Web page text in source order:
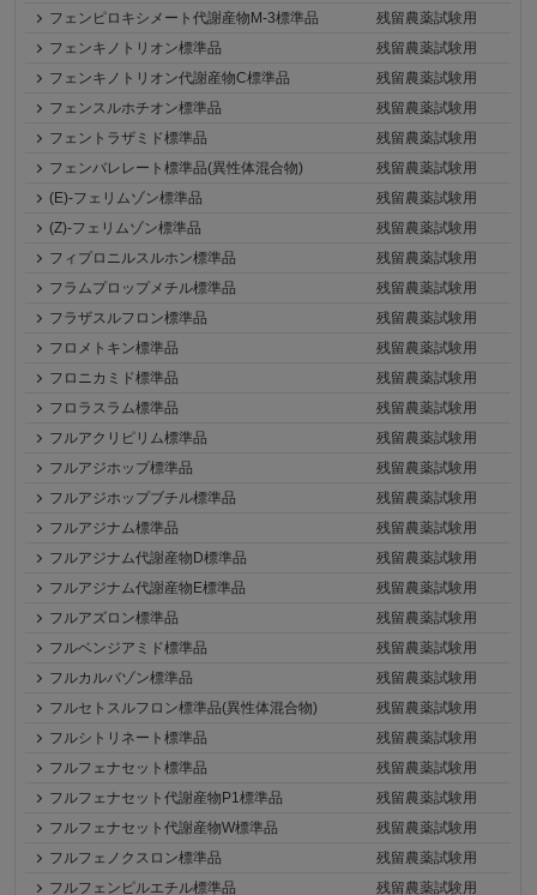
フェンピロキシメート代謝産物M-3標準品
残留農薬試験用
フェンキノトリオン標準品
残留農薬試験用
フェンキノトリオン代謝産物C標準品
残留農薬試験用
フェンスルホチオン標準品
残留農薬試験用
フェントラザミド標準品
残留農薬試験用
フェンバレレート標準品(異性体混合物)
残留農薬試験用
(E)-フェリムゾン標準品
残留農薬試験用
(Z)-フェリムゾン標準品
残留農薬試験用
フィプロニルスルホン標準品
残留農薬試験用
フラムプロップメチル標準品
残留農薬試験用
フラザスルフロン標準品
残留農薬試験用
フロメトキン標準品
残留農薬試験用
フロニカミド標準品
残留農薬試験用
フロラスラム標準品
残留農薬試験用
フルアクリピリム標準品
残留農薬試験用
フルアジホップ標準品
残留農薬試験用
フルアジホップブチル標準品
残留農薬試験用
フルアジナム標準品
残留農薬試験用
フルアジナム代謝産物D標準品
残留農薬試験用
フルアジナム代謝産物E標準品
残留農薬試験用
フルアズロン標準品
残留農薬試験用
フルベンジアミド標準品
残留農薬試験用
フルカルバゾン標準品
残留農薬試験用
フルセトスルフロン標準品(異性体混合物)
残留農薬試験用
フルシトリネート標準品
残留農薬試験用
フルフェナセット標準品
残留農薬試験用
フルフェナセット代謝産物P1標準品
残留農薬試験用
フルフェナセット代謝産物W標準品
残留農薬試験用
フルフェノクスロン標準品
残留農薬試験用
フルフェンピルエチル標準品
残留農薬試験用